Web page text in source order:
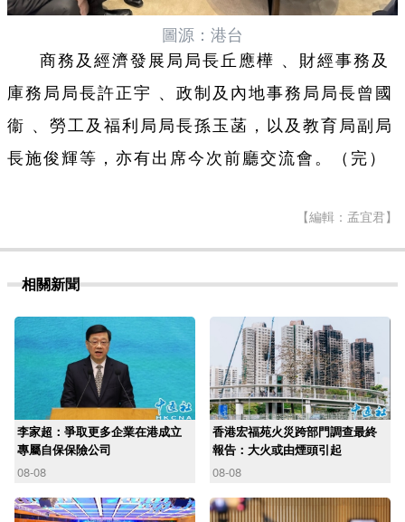
圖源：港台
商務及經濟發展局局長丘應樺 、財經事務及
庫務局局長許正宇 、政制及內地事務局局長曾國
衞 、勞工及福利局局長孫玉菡，以及教育局副局
長施俊輝等，亦有出席今次前廳交流會。（完）
【編輯：孟宜君】
相關新聞
李家超：爭取更多企業在港成立
專屬自保保險公司
08-08
香港宏福苑火災跨部門調查最終
報告：大火或由煙頭引起
08-08